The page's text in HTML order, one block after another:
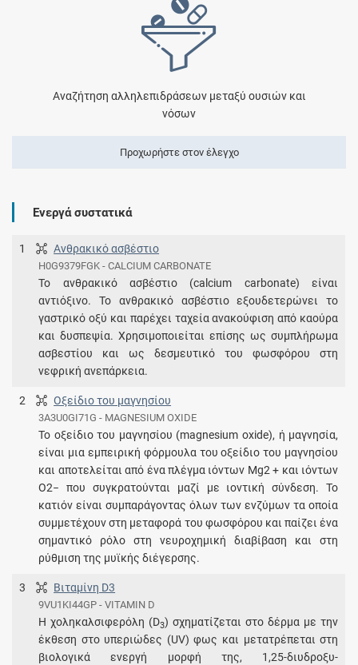
Αναζήτηση αλληλεπιδράσεων μεταξύ ουσιών και
νόσων
Προχωρήστε στον έλεγχο
Ενεργά συστατικά
1 Ανθρακικό ασβέστιο
H0G9379FGK - CALCIUM CARBONATE
To ανθρακικό ασβέστιο (calcium carbonate) είναι
αντιόξινο. Το ανθρακικό ασβέστιο εξουδετερώνει το
γαστρικό οξύ και παρέχει ταχεία ανακούφιση από καούρα
και δυσπεψία. Χρησιμοποιείται επίσης ως συμπλήρωμα
ασβεστίου και ως δεσμευτικό του φωσφόρου στη
νεφρική ανεπάρκεια.
2 Οξείδιο του μαγνησίου
3A3U0GI71G - MAGNESIUM OXIDE
Το οξείδιο του μαγνησίου (magnesium oxide), ή μαγνησία,
είναι μια εμπειρική φόρμουλα του οξείδιο του μαγνησίου
και αποτελείται από ένα πλέγμα ιόντων Mg2 + και ιόντων
O2− που συγκρατούνται μαζί με ιοντική σύνδεση. Το
κατιόν είναι συμπαράγοντας όλων των ενζύμων τα οποία
συμμετέχουν στη μεταφορά του φωσφόρου και παίζει ένα
σημαντικό ρόλο στη νευροχημική διαβίβαση και στη
ρύθμιση της μυϊκής διέγερσης.
3 Βιταμίνη D3
9VU1KI44GP - VITAMIN D
Η χοληκαλσιφερόλη (D3) σχηματίζεται στο δέρμα με την
έκθεση στο υπεριώδες (UV) φως και μετατρέπεται στη
βιολογικά ενεργή μορφή της, 1,25-διυδροξυ-